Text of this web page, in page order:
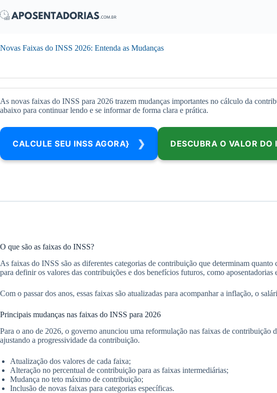
para
Novas Faixas do INSS 2026: Entenda as Mudanças
As novas faixas do INSS para 2026 trazem mudanças importantes no cálculo da
abaixo para continuar lendo e se informar de forma clara e prática.
CALCULE SEU INSS AGORA} DESCUBRA O VALOR DO
O que são as faixas do INSS?
As faixas do INSS são as diferentes categorias de contribuição que determinam
para definir os valores das contribuições e dos benefícios futuros, como aposentadorias
Com o passar dos anos, essas faixas são atualizadas para acompanhar a inflação, o
Principais mudanças nas faixas do INSS para 2026
Para o ano de 2026, o governo anunciou uma reformulação nas faixas de
ajustando a progressividade da contribuição.
Atualização dos valores de cada faixa;
Alteração no percentual de contribuição para as faixas intermediárias;
Mudança no teto máximo de contribuição;
Inclusão de novas faixas para categorias específicas.